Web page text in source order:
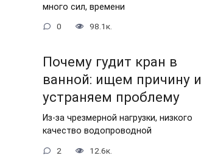
много сил, времени
0 98.1к.
Почему гудит кран в
ванной: ищем причину и
устраняем проблему
Из-за чрезмерной нагрузки, низкого
качество водопроводной
2 12.6к.